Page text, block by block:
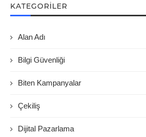
KATEGORILER
Alan Adı
Bilgi Güvenliği
Biten Kampanyalar
Çekiliş
Dijital Pazarlama